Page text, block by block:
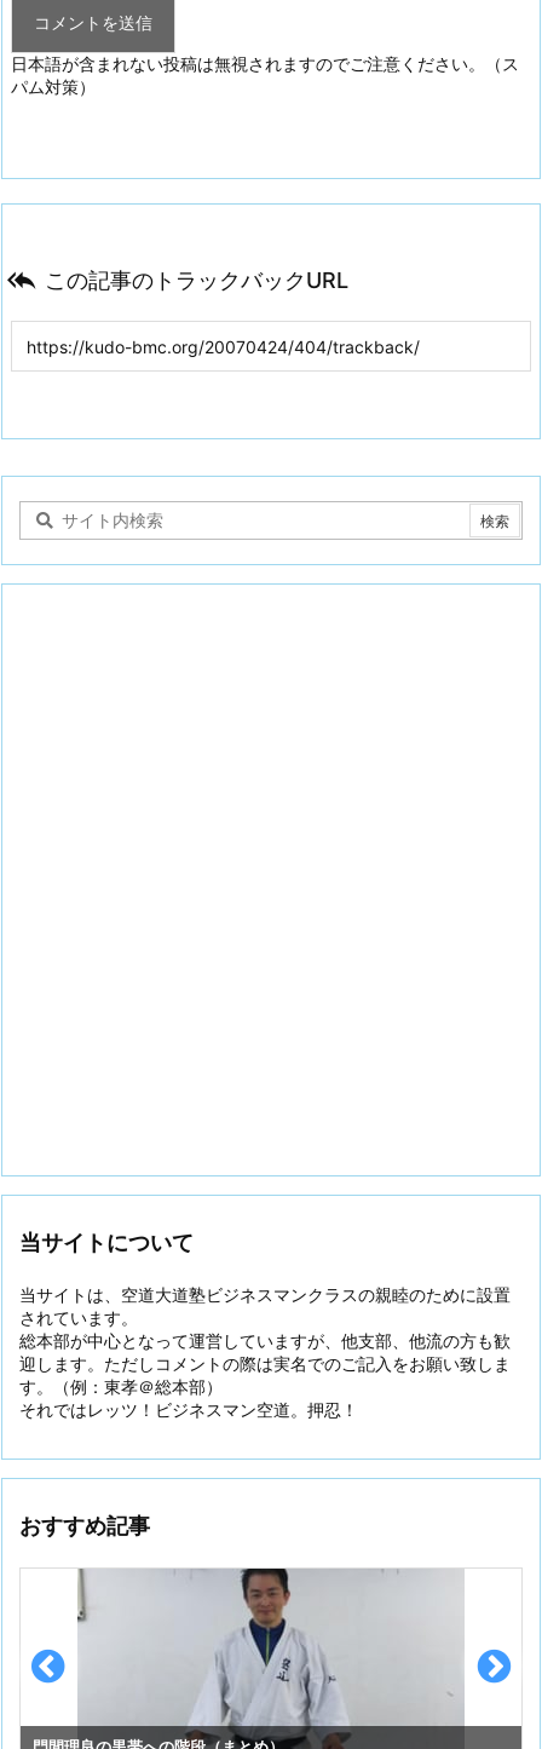
日本語が含まれない投稿は無視されますのでご注意ください。（ス
パム対策）
 この記事のトラックバックURL
当サイトについて
当サイトは、空道大道塾ビジネスマンクラスの親睦のために設置
されています。
総本部が中心となって運営していますが、他支部、他流の方も歓
迎します。ただしコメントの際は実名でのご記入をお願い致しま
す。（例：東孝＠総本部）
それではレッツ！ビジネスマン空道。押忍！
おすすめ記事